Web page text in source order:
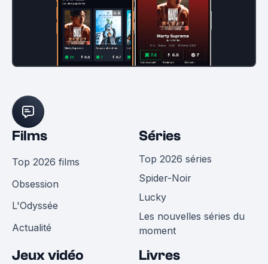
Films
Top 2026 films
Obsession
L'Odyssée
Actualité
Séries
Top 2026 séries
Spider-Noir
Lucky
Les nouvelles séries du
moment
Jeux vidéo Livres